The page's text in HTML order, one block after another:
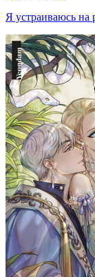
Я устраиваюсь на